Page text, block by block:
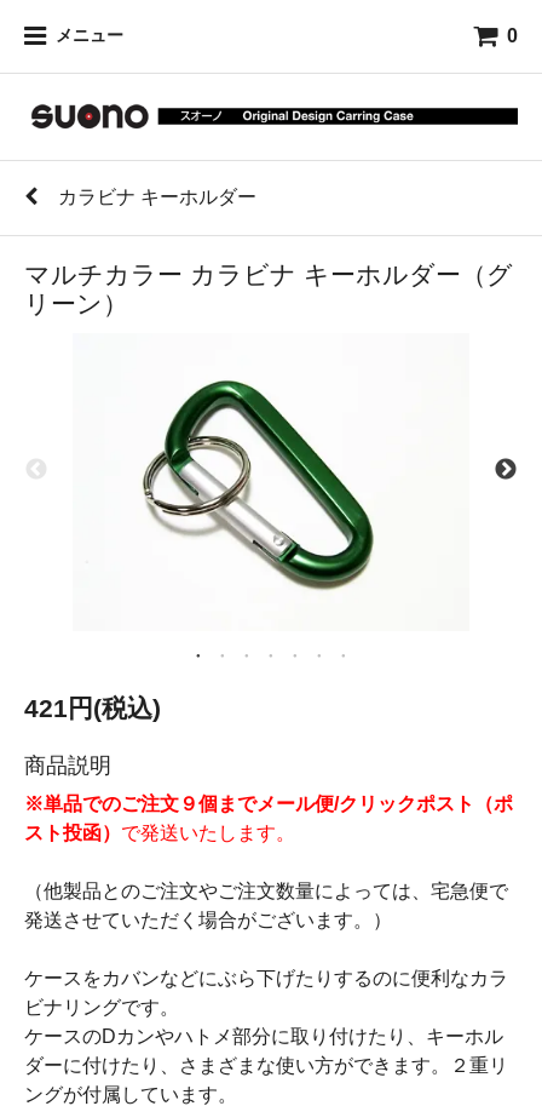
メニュー 0
カラビナ キーホルダー
マルチカラー カラビナ キーホルダー（グ
リーン）
421円(税込)
商品説明
※単品でのご注文９個までメール便/クリックポスト（ポ
スト投函） で発送いたします。
（他製品とのご注文やご注文数量によっては、宅急便で
発送させていただく場合がございます。）
ケースをカバンなどにぶら下げたりするのに便利なカラ
ビナリングです。
ケースのDカンやハトメ部分に取り付けたり、キーホル
ダーに付けたり、さまざまな使い方ができます。２重リ
ングが付属しています。